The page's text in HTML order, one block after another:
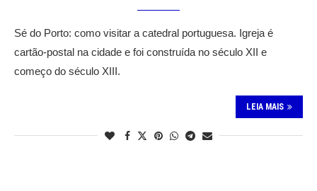
Sé do Porto: como visitar a catedral portuguesa. Igreja é
cartão-postal na cidade e foi construída no século XII e
começo do século XIII.
LEIA MAIS